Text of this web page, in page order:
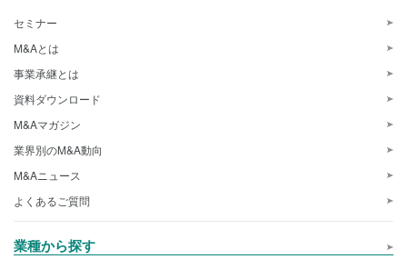
セミナー
M&Aとは
事業承継とは
資料ダウンロード
M&Aマガジン
業界別のM&A動向
M&Aニュース
よくあるご質問
業種から探す